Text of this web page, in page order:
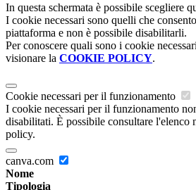
In questa schermata è possibile scegliere
I cookie necessari sono quelli che
piattaforma e non è possibile disabilitarli.
Per conoscere quali sono i cookie
visionare la COOKIE POLICY.
Cookie necessari per il funzionamento
I cookie necessari per il funzionamento
disabilitati. È possibile consultare l'elenco
policy.
canva.com
Nome
Tipologia